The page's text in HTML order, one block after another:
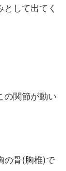
して出てく
の関節が動い
の骨(胸椎)で